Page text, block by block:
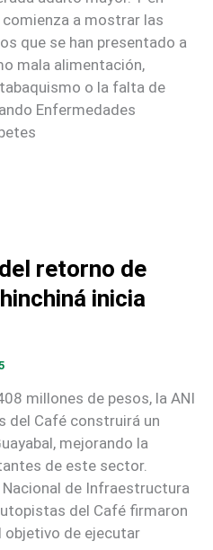
a mostrar las
que se han presentado a
mala alimentación,
o la falta de
Enfermedades
retorno de
inicia
millones de pesos, la ANI
del Café construirá un
mejorando la
de este sector.
Nacional de Infraestructura
del Café firmaron
objetivo de ejecutar